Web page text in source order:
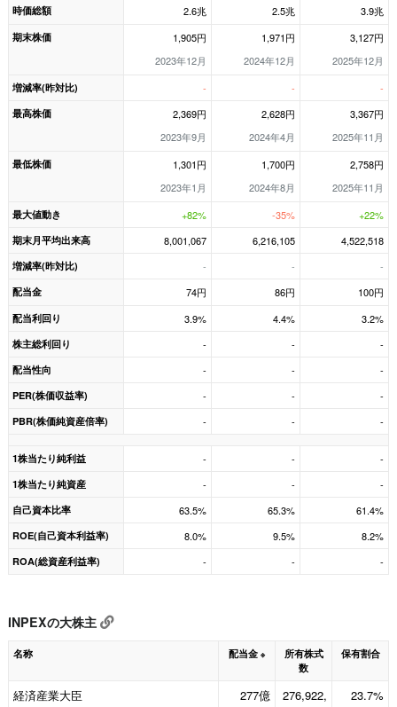
時価総額 2.6兆 2.5兆 3.9兆
期末株価
1,905円
2023年12月
1,971円
2024年12月
3,127円
2025年12月
増減率(昨対比) - - -
最高株価
2,369円
2023年9月
2,628円
2024年4月
3,367円
2025年11月
最低株価
1,301円
2023年1月
1,700円
2024年8月
2,758円
2025年11月
最大値動き +82% -35% +22%
期末月平均出来高 8,001,067 6,216,105 4,522,518
増減率(昨対比) - - -
配当金 74円 86円 100円
配当利回り 3.9% 4.4% 3.2%
株主総利回り - - -
配当性向 - - -
PER(株価収益率) - - -
PBR(株価純資産倍率) - - -
1株当たり純利益 - - -
1株当たり純資産 - - -
自己資本比率 63.5% 65.3% 61.4%
ROE(自己資本利益率) 8.0% 9.5% 8.2%
ROA(総資産利益率) - - -
INPEXの大株主
名称 配当金 ※
所有株式
数
保有割合
経済産業大臣 277億
276,922,
23.7%